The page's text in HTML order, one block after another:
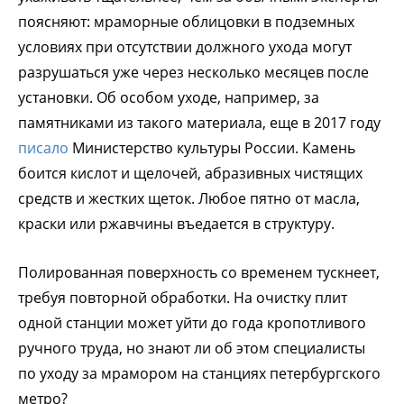
поясняют: мраморные облицовки в подземных
условиях при отсутствии должного ухода могут
разрушаться уже через несколько месяцев после
установки. Об особом уходе, например, за
памятниками из такого материала, еще в 2017 году
писало Министерство культуры России. Камень
боится кислот и щелочей, абразивных чистящих
средств и жестких щеток. Любое пятно от масла,
краски или ржавчины въедается в структуру.
Полированная поверхность со временем тускнеет,
требуя повторной обработки. На очистку плит
одной станции может уйти до года кропотливого
ручного труда, но знают ли об этом специалисты
по уходу за мрамором на станциях петербургского
метро?